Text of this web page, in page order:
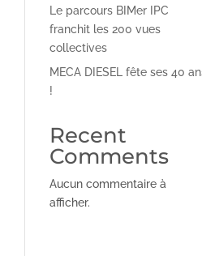
Le parcours BIMer IPC
franchit les 200 vues
collectives
MECA DIESEL fête ses 40
!
Recent
Comments
Aucun commentaire à
afficher.